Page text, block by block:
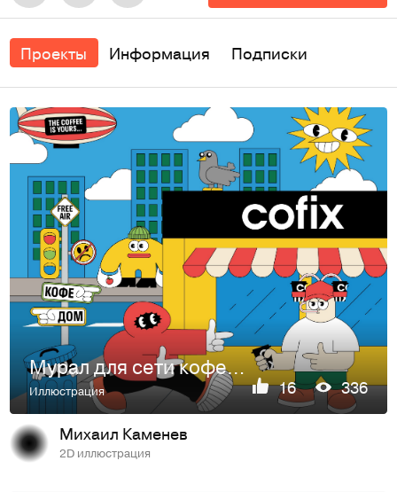
Проекты Информация Подписки
Мурал для сети кофеен "Cofix".
Иллюстрация 16 336
Михаил Каменев
2D иллюстрация